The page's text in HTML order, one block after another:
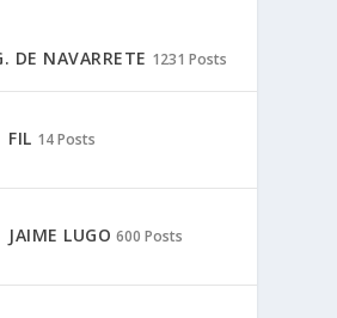
DE NAVARRETE 1231 Posts
FIL 14 Posts
JAIME LUGO 600 Posts